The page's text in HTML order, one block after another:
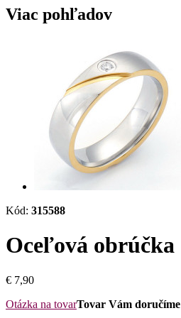
Viac pohľadov
Kód: 315588
Oceľová obrúčka
€ 7,90
Otázka na tovarTovar Vám doručíme